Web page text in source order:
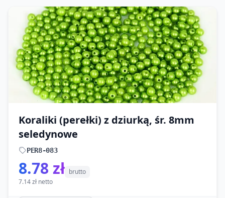
Koraliki (perełki) z dziurką, śr. 8mm
seledynowe
PER8-083
8.78 zł brutto
7.14 zł netto